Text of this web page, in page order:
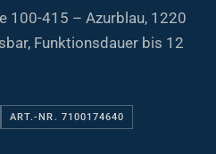
100-415 – Azurblau, 1220
Funktionsdauer bis 12
ART.-NR. 7100174640